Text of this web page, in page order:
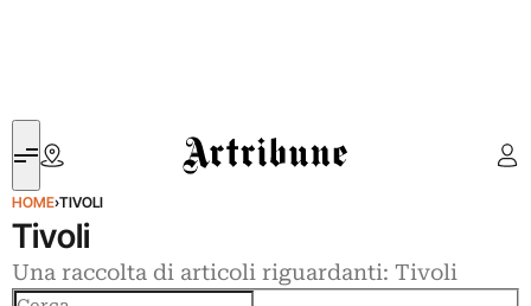
Artribune
HOME›TIVOLI
Tivoli
Una raccolta di articoli riguardanti: Tivoli